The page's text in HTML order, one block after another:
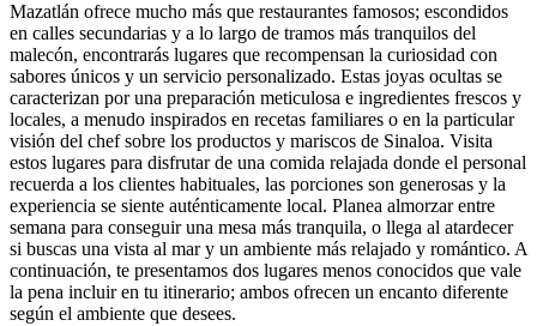
Mazatlán ofrece mucho más que restaurantes famosos; escondidos
en calles secundarias y a lo largo de tramos más tranquilos del
malecón, encontrarás lugares que recompensan la curiosidad con
sabores únicos y un servicio personalizado. Estas joyas ocultas se
caracterizan por una preparación meticulosa e ingredientes frescos y
locales, a menudo inspirados en recetas familiares o en la particular
visión del chef sobre los productos y mariscos de Sinaloa. Visita
estos lugares para disfrutar de una comida relajada donde el personal
recuerda a los clientes habituales, las porciones son generosas y la
experiencia se siente auténticamente local. Planea almorzar entre
semana para conseguir una mesa más tranquila, o llega al atardecer
si buscas una vista al mar y un ambiente más relajado y romántico. A
continuación, te presentamos dos lugares menos conocidos que vale
la pena incluir en tu itinerario; ambos ofrecen un encanto diferente
según el ambiente que desees.